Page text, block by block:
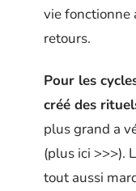
vie fonctionne
retours.
Pour les
créé des
plus grand a
(plus ici >>>).
tout aussi